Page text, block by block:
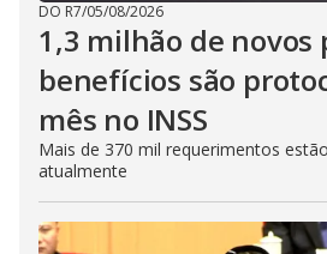
DO R7/05/08/2026
1,3 milhão de novos
benefícios são
mês no INSS
Mais de 370 mil requerimentos
atualmente